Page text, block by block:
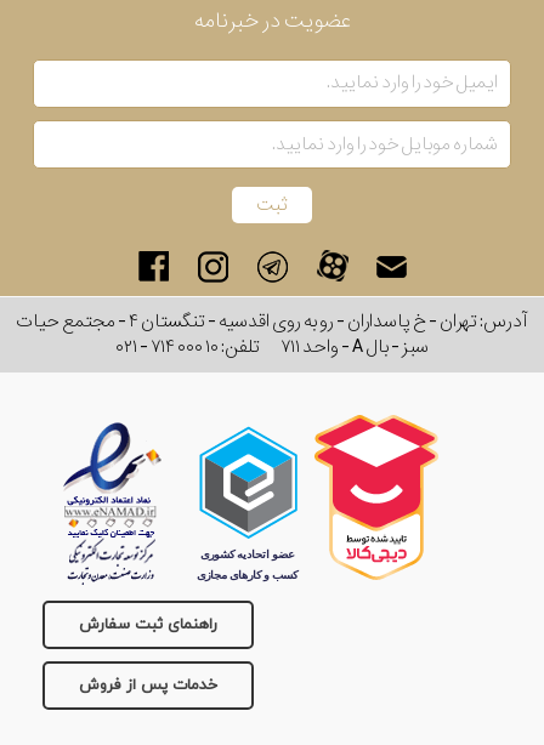
عضویت در خبرنامه
آدرس: تهران - خ پاسداران - رو به روی اقدسیه - تنگستان ۴ - مجتمع حیات
سبز - بال A - واحد ۷۱۱
تلفن:۰۲۱ - ۷۱۴ ۰۰۰ ۱۰
راهنمای ثبت سفارش
خدمات پس از فروش